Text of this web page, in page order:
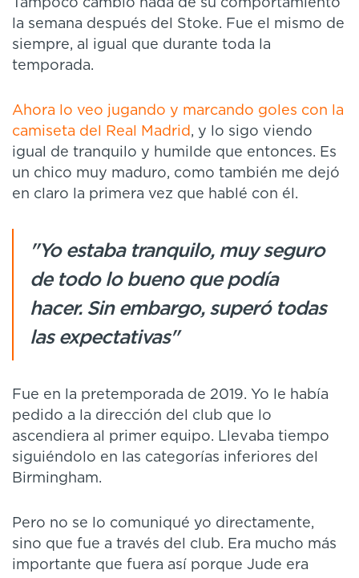
Tampoco cambió nada de su comportamiento
la semana después del Stoke. Fue el mismo de
siempre, al igual que durante toda la
temporada.
Ahora lo veo jugando y marcando goles con la
camiseta del Real Madrid , y lo sigo viendo
igual de tranquilo y humilde que entonces. Es
un chico muy maduro, como también me dejó
en claro la primera vez que hablé con él.
"Yo estaba tranquilo, muy seguro
de todo lo bueno que podía
hacer. Sin embargo, superó todas
las expectativas"
Fue en la pretemporada de 2019. Yo le había
pedido a la dirección del club que lo
ascendiera al primer equipo. Llevaba tiempo
siguiéndolo en las categorías inferiores del
Birmingham.
Pero no se lo comuniqué yo directamente,
sino que fue a través del club. Era mucho más
importante que fuera así porque Jude era